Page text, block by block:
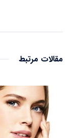
مقالات مرتبط